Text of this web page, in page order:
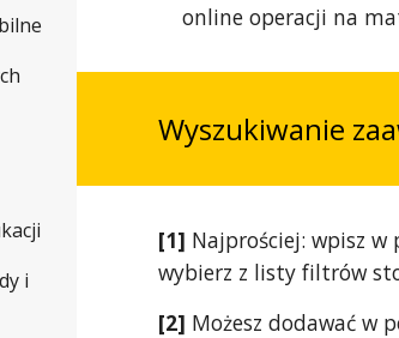
i
online operacji na
Wyszukiwanie
[1] Najprościej: wpisz w
wybierz z listy filtrów
[2] Możesz dodawać w